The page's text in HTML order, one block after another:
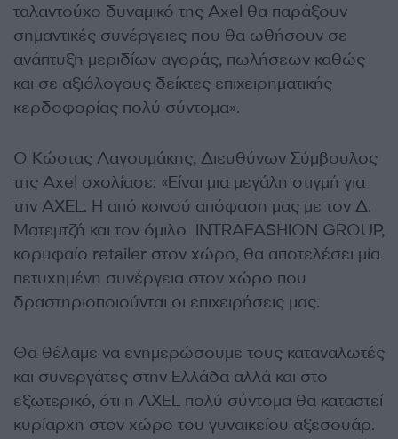
ταλαντούχο δυναμικό της Axel θα παράξουν
σημαντικές συνέργειες που θα ωθήσουν σε
ανάπτυξη μεριδίων αγοράς, πωλήσεων καθώς
και σε αξιόλογους δείκτες επιχειρηματικής
κερδοφορίας πολύ σύντομα».
Ο Κώστας Λαγουμάκης, Διευθύνων Σύμβουλος
της Axel σχολίασε: «Είναι μια μεγάλη στιγμή για
την AXEL. Η από κοινού απόφαση μας με τον Δ.
Ματεμτζή και τον όμιλο INTRAFASHION GROUP,
κορυφαίο retailer στον χώρο, θα αποτελέσει μία
πετυχημένη συνέργεια στον χώρο που
δραστηριοποιούνται οι επιχειρήσεις μας.
Θα θέλαμε να ενημερώσουμε τους καταναλωτές
και συνεργάτες στην Ελλάδα αλλά και στο
εξωτερικό, ότι η ΑXEL πολύ σύντομα θα καταστεί
κυρίαρχη στον χώρο του γυναικείου αξεσουάρ.